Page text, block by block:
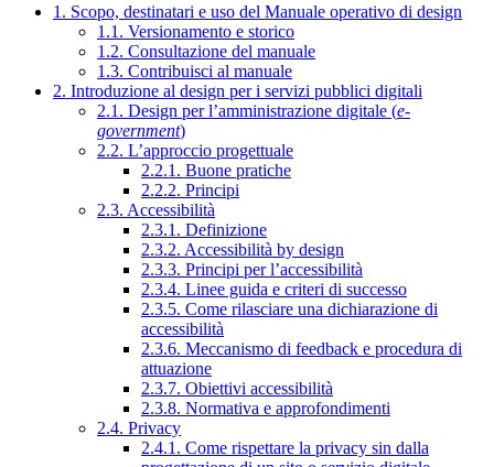
1. Scopo, destinatari e uso del Manuale operativo di design
1.1. Versionamento e storico
1.2. Consultazione del manuale
1.3. Contribuisci al manuale
2. Introduzione al design per i servizi pubblici digitali
2.1. Design per l’amministrazione digitale (e-
government)
2.2. L’approccio progettuale
2.2.1. Buone pratiche
2.2.2. Principi
2.3. Accessibilità
2.3.1. Definizione
2.3.2. Accessibilità by design
2.3.3. Principi per l’accessibilità
2.3.4. Linee guida e criteri di successo
2.3.5. Come rilasciare una dichiarazione di
accessibilità
2.3.6. Meccanismo di feedback e procedura di
attuazione
2.3.7. Obiettivi accessibilità
2.3.8. Normativa e approfondimenti
2.4. Privacy
2.4.1. Come rispettare la privacy sin dalla